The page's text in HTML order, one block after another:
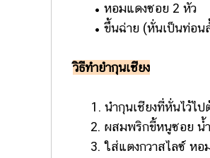
• หอมแดงซอย 2 หัว
• ขึ้นฉ่าย (หั่นเป็นท่อน
วิธีทำยำกุนเชียง
1. นำกุนเชียงที่หั่นไว้ไป
2. ผสมพริกขี้หนูซอย น้ำ
3. ใส่แตงกวาสไลซ์ หอม